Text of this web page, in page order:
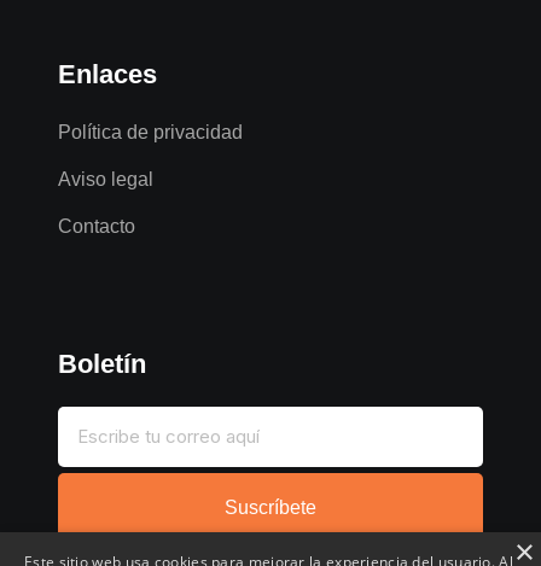
Enlaces
Política de privacidad
Aviso legal
Contacto
Boletín
Suscríbete
×
Este sitio web usa cookies para mejorar la experiencia del usuario. Al